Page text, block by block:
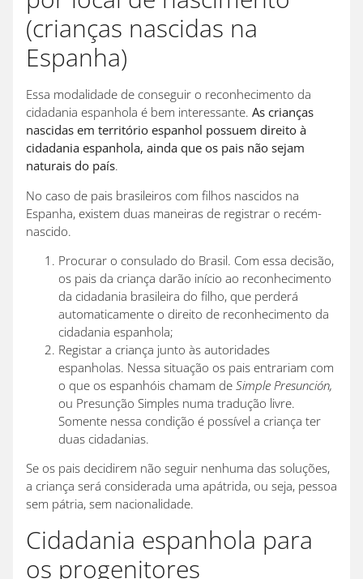
(crianças nascidas na
Espanha)
Essa modalidade de conseguir o reconhecimento da
cidadania espanhola é bem interessante. As crianças
nascidas em território espanhol possuem direito à
cidadania espanhola, ainda que os pais não sejam
naturais do país.
No caso de pais brasileiros com filhos nascidos na
Espanha, existem duas maneiras de registrar o recém-
nascido.
Procurar o consulado do Brasil. Com essa decisão,
os pais da criança darão início ao reconhecimento
da cidadania brasileira do filho, que perderá
automaticamente o direito de reconhecimento da
cidadania espanhola;
Registar a criança junto às autoridades
espanholas. Nessa situação os pais entrariam com
o que os espanhóis chamam de Simple Presunción,
ou Presunção Simples numa tradução livre.
Somente nessa condição é possível a criança ter
duas cidadanias.
Se os pais decidirem não seguir nenhuma das soluções,
a criança será considerada uma apátrida, ou seja, pessoa
sem pátria, sem nacionalidade.
Cidadania espanhola para
os progenitores